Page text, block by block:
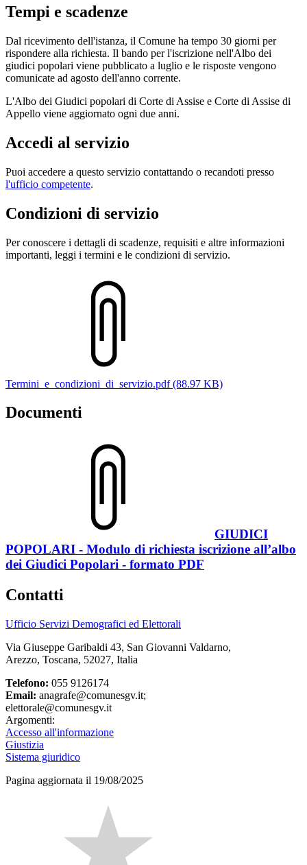
Tempi e scadenze
Dal ricevimento dell'istanza, il Comune ha tempo 30 giorni per
rispondere alla richiesta. Il bando per l'iscrizione nell'Albo dei
giudici popolari viene pubblicato a luglio e le risposte vengono
comunicate ad agosto dell'anno corrente.
L'Albo dei Giudici popolari di Corte di Assise e Corte di Assise di
Appello viene aggiornato ogni due anni.
Accedi al servizio
Puoi accedere a questo servizio contattando o recandoti presso
l'ufficio competente.
Condizioni di servizio
Per conoscere i dettagli di scadenze, requisiti e altre informazioni
importanti, leggi i termini e le condizioni di servizio.
Termini_e_condizioni_di_servizio.pdf (88.97 KB)
Documenti
GIUDICI
POPOLARI - Modulo di richiesta iscrizione all’albo
dei Giudici Popolari - formato PDF
Contatti
Ufficio Servizi Demografici ed Elettorali
Via Giuseppe Garibaldi 43, San Giovanni Valdarno,
Arezzo, Toscana, 52027, Italia
Telefono: 055 9126174
Email: anagrafe@comunesgv.it;
elettorale@comunesgv.it
Argomenti:
Accesso all'informazione
Giustizia
Sistema giuridico
Pagina aggiornata il 19/08/2025